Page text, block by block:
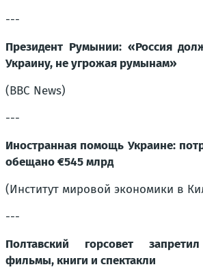
---
Президент Румынии: «Россия
Украину, не угрожая румынам»
(BBC News)
---
Иностранная помощь Украине:
обещано €545 млрд
(Институт мировой экономики в
---
Полтавский горсовет
фильмы, книги и спектакли